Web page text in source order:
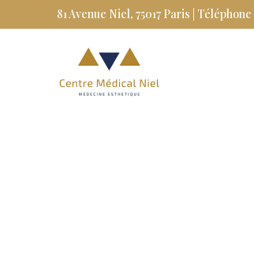
81 Avenue Niel, 75017 Paris | Téléphone